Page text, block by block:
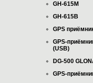
GH-615M
GH-615B
GPS
GPS-
(USB)
DG-500
GPS-